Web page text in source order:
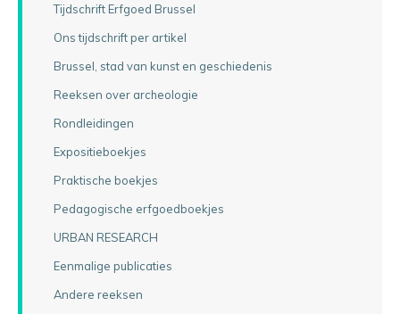
Tijdschrift Erfgoed Brussel
Ons tijdschrift per artikel
Brussel, stad van kunst en geschiedenis
Reeksen over archeologie
Rondleidingen
Expositieboekjes
Praktische boekjes
Pedagogische erfgoedboekjes
URBAN RESEARCH
Eenmalige publicaties
Andere reeksen